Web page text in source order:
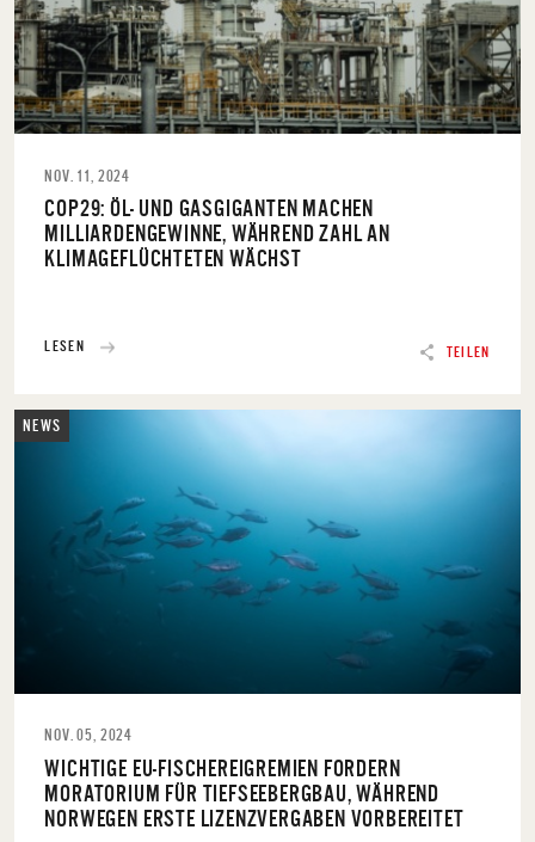
TEILEN
NOV. 11, 2024
COP29: ÖL- UND GASGIGANTEN MACHEN
MILLIARDENGEWINNE, WÄHREND ZAHL AN
KLIMAGEFLÜCHTETEN WÄCHST
LESEN
NEWS
NOV. 05, 2024
WICHTIGE EU-FISCHEREIGREMIEN FORDERN
MORATORIUM FÜR TIEFSEEBERGBAU, WÄHREND
NORWEGEN ERSTE LIZENZVERGABEN VORBEREITET